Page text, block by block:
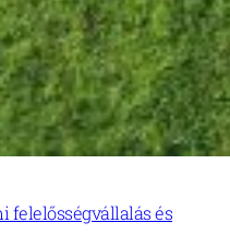
felelősségvállalás és